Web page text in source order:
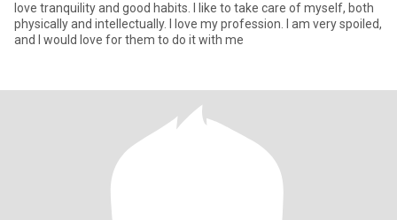
love tranquility and good habits. I like to take care of myself, both
physically and intellectually. I love my profession. I am very spoiled,
and I would love for them to do it with me